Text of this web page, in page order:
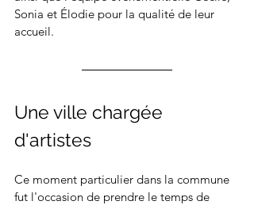
Sonia et Élodie pour la qualité de leur
accueil.
Une ville chargée
d'artistes
Ce moment particulier dans la commune
fut l'occasion de prendre le temps de